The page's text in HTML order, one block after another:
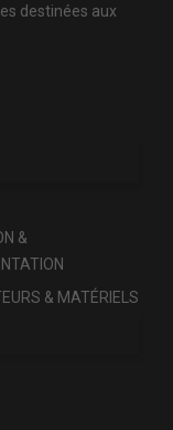
destinées aux
&
& MATÉRIELS